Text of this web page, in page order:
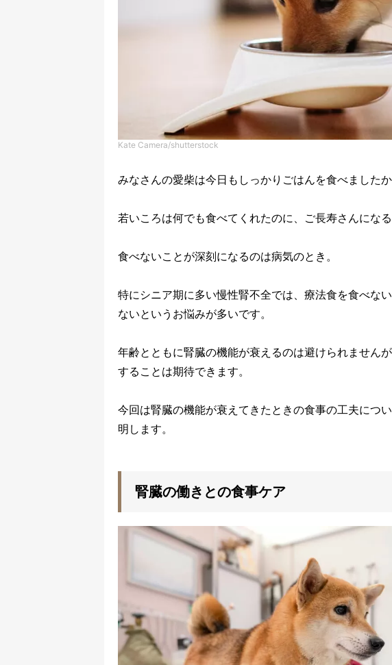
Kate Camera/shutterstock
みなさんの愛柴は今日もしっかりごはんを食べましたか
若いころは何でも食べてくれたのに、ご長寿さんにな
食べないことが深刻になるのは病気のとき。
特にシニア期に多い慢性腎不全では、療法食を食べな
ないというお悩みが多いです。
年齢とともに腎臓の機能が衰えるのは避けられません
することは期待できます。
今回は腎臓の機能が衰えてきたときの食事の工夫につ
明します。
腎臓の働きとの食事ケア